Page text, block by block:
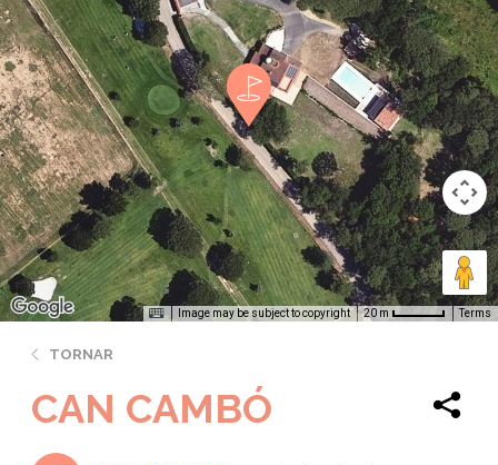
Image may be subject to copyright 20 m Terms
TORNAR
CAN CAMBÓ